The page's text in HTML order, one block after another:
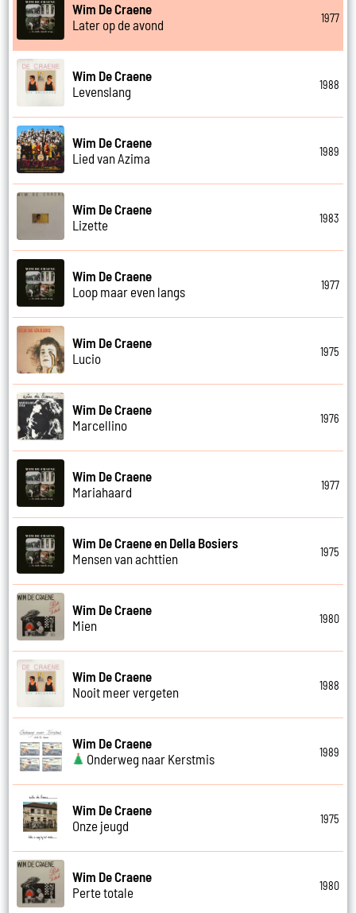
Wim De Craene
Later op de avond
1977
Wim De Craene
Levenslang
1988
Wim De Craene
Lied van Azima
1989
Wim De Craene
Lizette
1983
Wim De Craene
Loop maar even langs
1977
Wim De Craene
Lucio
1975
Wim De Craene
Marcellino
1976
Wim De Craene
Mariahaard
1977
Wim De Craene en Della Bosiers
Mensen van achttien
1975
Wim De Craene
Mien
1980
Wim De Craene
Nooit meer vergeten
1988
Wim De Craene
Onderweg naar Kerstmis
1989
Wim De Craene
Onze jeugd
1975
Wim De Craene
Perte totale
1980